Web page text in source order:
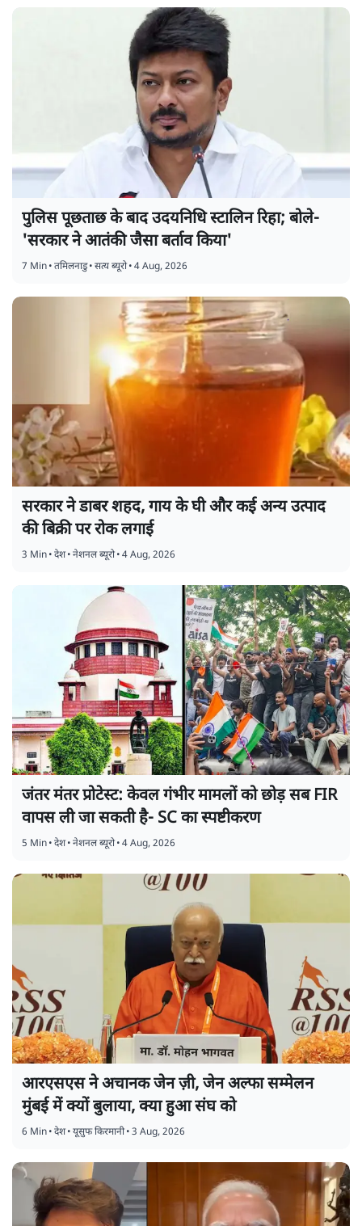
पुलिस पूछताछ के बाद उदयनिधि स्टालिन रिहा; बोले-
'सरकार ने आतंकी जैसा बर्ताव किया'
7 Min•तमिलनाडु•सत्य ब्यूरो•4 Aug, 2026
सरकार ने डाबर शहद, गाय के घी और कई अन्य उत्पाद
की बिक्री पर रोक लगाई
3 Min•देश•नेशनल ब्यूरो•4 Aug, 2026
जंतर मंतर प्रोटेस्ट: केवल गंभीर मामलों को छोड़ सब FIR
वापस ली जा सकती है- SC का स्पष्टीकरण
5 Min•देश•नेशनल ब्यूरो•4 Aug, 2026
आरएसएस ने अचानक जेन ज़ी, जेन अल्फा सम्मेलन
मुंबई में क्यों बुलाया, क्या हुआ संघ को
6 Min•देश•यूसुफ किरमानी•3 Aug, 2026